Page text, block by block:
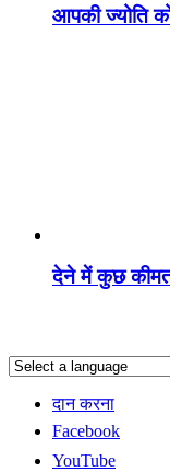
आपकी ज्योति
देने में कुछ कीमत
दान करना
Facebook
YouTube